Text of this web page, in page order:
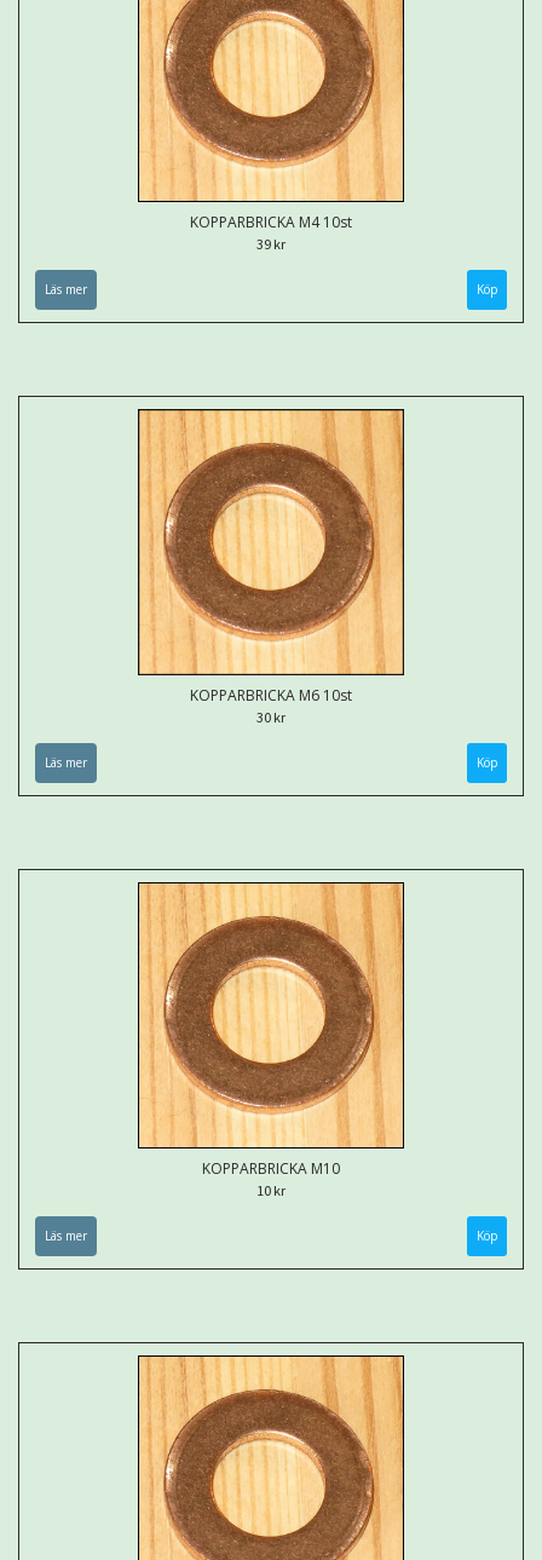
KOPPARBRICKA M4 10st
39 kr
Läs mer
KOPPARBRICKA M6 10st
30 kr
Läs mer
KOPPARBRICKA M10
10 kr
Läs mer